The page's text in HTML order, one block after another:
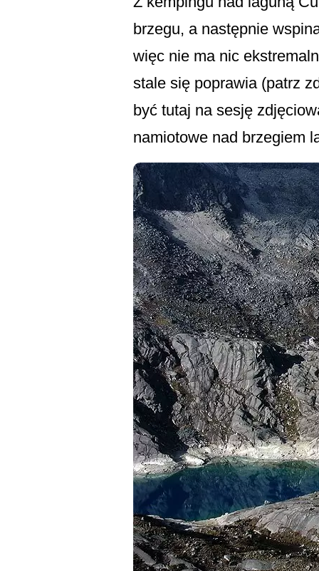
brzegu, a następnie
więc nie ma nic
stale się poprawia (patrz
być tutaj na sesję
namiotowe nad brzegiem